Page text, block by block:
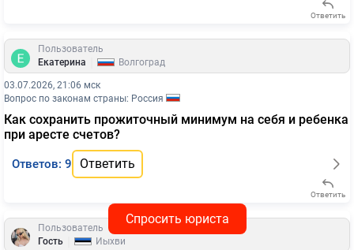
Ответить
Пользователь
Екатерина
Волгоград
03.07.2026, 21:06 мск
Вопрос по законам страны: Россия
Как сохранить прожиточный минимум на себя и ребенка
при аресте счетов?
Ответов: 9 Ответить
Ответить
Пользователь
Гость
Йыхви
Спросить юриста